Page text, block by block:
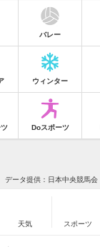
バレー
ウィンター
Doスポーツ
データ提供：日本中央競馬会
天気 スポーツ